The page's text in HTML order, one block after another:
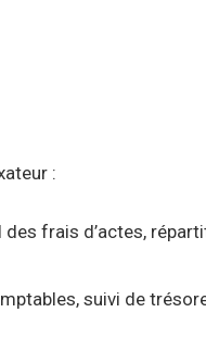
:
frais d’actes,
suivi de